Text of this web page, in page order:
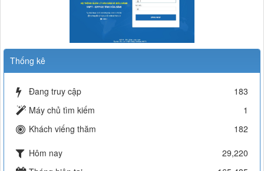
Thống kê
Đang truy cập
183
Máy chủ tìm kiếm
1
Khách viếng thăm
182
Hôm nay
29,220